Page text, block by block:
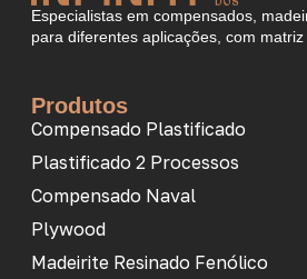
Especialistas em compensados,
para diferentes aplicações, com matriz
Produtos
Compensado Plastificado
Plastificado 2 Processos
Compensado Naval
Plywood
Madeirite Resinado Fenólico